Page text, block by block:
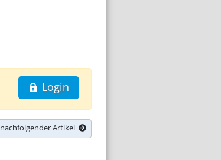
Login
nachfolgender Artikel